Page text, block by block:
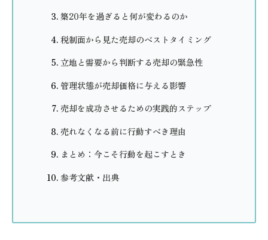
築20年を過ぎると何が変わるのか
税制面から見た売却のベストタイミング
立地と需要から判断する売却の緊急性
管理状態が売却価格に与える影響
売却を成功させるための実践的ステップ
売れなくなる前に行動すべき理由
まとめ：今こそ行動を起こすとき
参考文献・出典